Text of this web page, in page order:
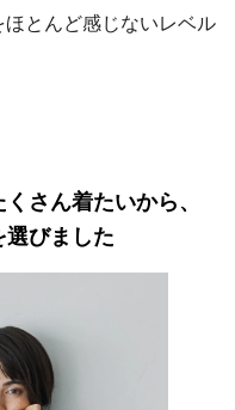
とんど感じないレベル
さん着たいから、
選びました